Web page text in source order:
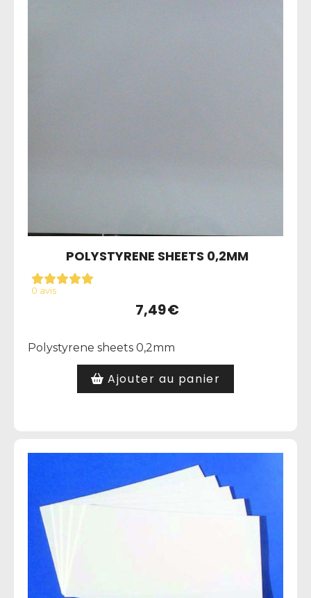
POLYSTYRENE SHEETS 0,2MM
0 avis
7,49€
Polystyrene sheets 0,2mm
Ajouter au panier